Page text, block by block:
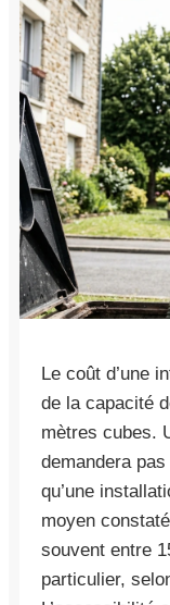
Le coût d’une
de la capacité
mètres cubes.
demandera
qu’une
moyen
souvent entre
particulier,